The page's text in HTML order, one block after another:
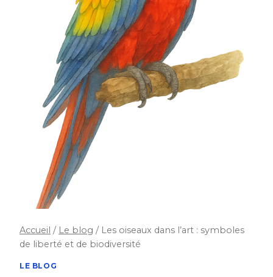
Accueil / Le blog / Les oiseaux dans l’art : symboles
de liberté et de biodiversité
LE BLOG